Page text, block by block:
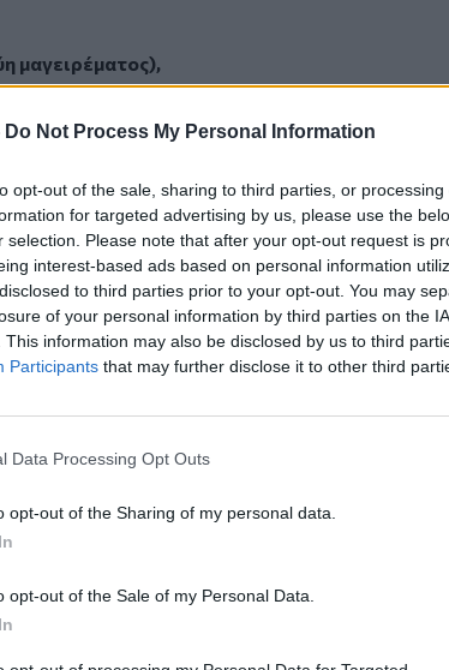
Do Not Process My Personal Information
opt-out of the sale, sharing to third parties, or
for targeted advertising by us, please use the
selection. Please note that after your opt-out request is
interest-based ads based on personal information
to third parties prior to your opt-out. You may
of your personal information by third parties on the
This information may also be disclosed by us to third
Participants that may further disclose it to other third
Data Processing Opt Outs
opt-out of the Sharing of my personal data.
opt-out of the Sale of my Personal Data.
μαγειρέματος),
και έγγραφα.
θα έφθανε τα 168 κιλά
όφελος από την καλλιέργεια
κάνναβης κυμαίνεται από 336.000 έως
και θα αποσταλούν από το
Διεύθυνσης Αστυνομίας Κορινθίας
για εργαστηριακές εξετάσεις.
χαρακτήρα, σε βάρος ενός
που αναζητούνται, για
ναρκωτικών ουσιών, με την
και εγκληματική οργάνωση.
στην ακρίβεια το περισσότερο
από τροχαίο στο Κρανίδι